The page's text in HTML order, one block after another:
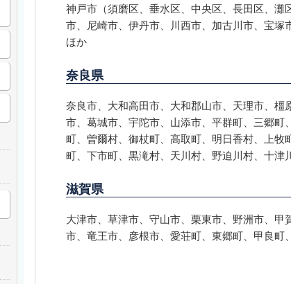
神戸市（須磨区、垂水区、中央区、長田区、
市、尼崎市、伊丹市、川西市、加古川市、宝
ほか
奈良県
奈良市、大和高田市、大和郡山市、天理市、
市、葛城市、宇陀市、山添市、平群町、三郷
町、曽爾村、御杖町、高取町、明日香村、上
町、下市町、黒滝村、天川村、野迫川村、十津
滋賀県
大津市、草津市、守山市、栗東市、野洲市、
市、竜王市、彦根市、愛荘町、東郷町、甲良